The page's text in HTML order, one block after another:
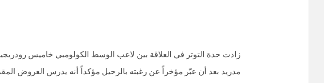
زادت حدة التوتر في العلاقة بين لاعب الوسط الكولومبي خاميس
مدريد بعد أن عبّر مؤخراً عن رغبته بالرحيل مؤكداً أنه يدرس العروض